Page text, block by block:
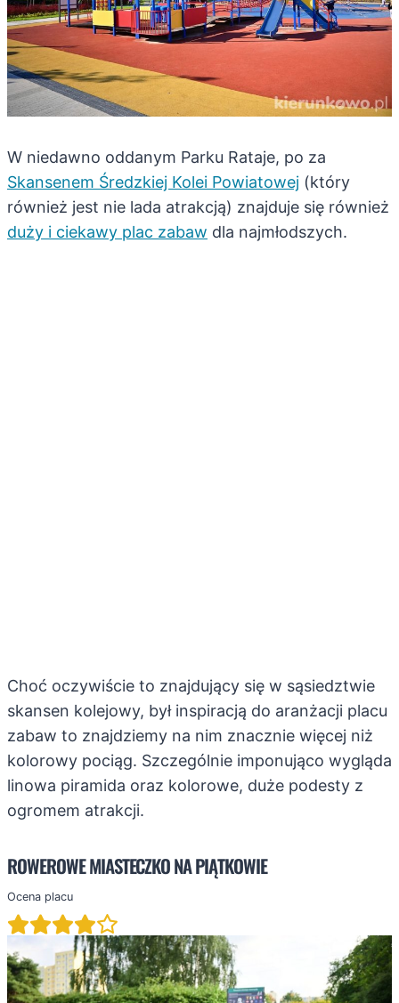
W niedawno oddanym Parku Rataje, po za
Skansenem Średzkiej Kolei Powiatowej (który
również jest nie lada atrakcją) znajduje się również
duży i ciekawy plac zabaw dla najmłodszych.
Choć oczywiście to znajdujący się w sąsiedztwie
skansen kolejowy, był inspiracją do aranżacji placu
zabaw to znajdziemy na nim znacznie więcej niż
kolorowy pociąg. Szczególnie imponująco wygląda
linowa piramida oraz kolorowe, duże podesty z
ogromem atrakcji.
ROWEROWE MIASTECZKO NA PIĄTKOWIE
Ocena placu